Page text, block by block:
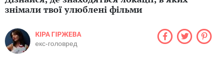
знімали твої улюблені фільми
КІРА ГІРЖЕВА
екс-головред